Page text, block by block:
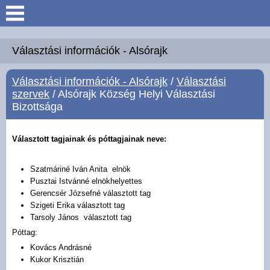
Keresés
Köszöntő
Hírek
Felsőrajk
Polgármesteri Hivatal
Intézmények
Közérdekű adatok -
Felsőrajk
Galéria
Választási információk - Alsórajk
Választási információk - Alsórajk / Választási
szervek / Alsórajk Község Helyi Választási
Bizottsága
Választott tagjainak és póttagjainak neve:
Szatmáriné Iván Anita elnök
Pusztai Istvánné elnökhelyettes
Gerencsér Józsefné választott tag
Szigeti Erika választott tag
Tarsoly János választott tag
Póttag:
Kovács Andrásné
Kukor Krisztián